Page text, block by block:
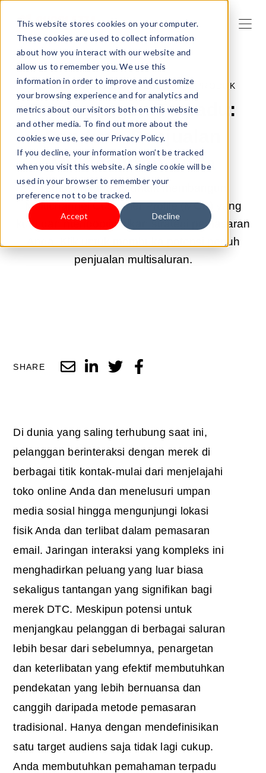
This website stores cookies on your computer.
These cookies are used to collect information
about how you interact with our website and
allow us to remember you. We use this
information in order to improve and customize
your browsing experience and for analytics and
metrics about our visitors both on this website
and other media. To find out more about the
cookies we use, see our Privacy Policy.
If you decline, your information won’t be tracked
when you visit this website. A single cookie will be
used in your browser to remember your
preference not to be tracked.
Accept Decline
2025 MAR 5 20:50:09 | PENJUALAN PRODUK
Perdagangan Terpadu:
Panduan Penjualan
Multisaluran Anda
Temukan rahasia untuk membangun
Multichannel Customer Profile (MCP) yang
kuat dan mengoptimalkan strategi pemasaran
Anda. Klik untuk membuka potensi penuh
penjualan multisaluran.
SHARE
Di dunia yang saling terhubung saat ini,
pelanggan berinteraksi dengan merek di
berbagai titik kontak-mulai dari menjelajahi
toko online Anda dan menelusuri umpan
media sosial hingga mengunjungi lokasi
fisik Anda dan terlibat dalam pemasaran
email. Jaringan interaksi yang kompleks ini
menghadirkan peluang yang luar biasa
sekaligus tantangan yang signifikan bagi
merek DTC. Meskipun potensi untuk
menjangkau pelanggan di berbagai saluran
lebih besar dari sebelumnya, penargetan
dan keterlibatan yang efektif membutuhkan
pendekatan yang lebih bernuansa dan
canggih daripada metode pemasaran
tradisional. Hanya dengan mendefinisikan
satu target audiens saja tidak lagi cukup.
Anda membutuhkan pemahaman terpadu